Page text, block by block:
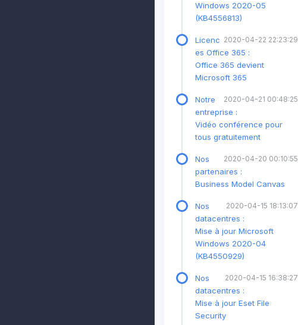
Windows 2020-05
(KB4556813)
2020-04-22 22:23:29
Licenc
es Office 365 :
Office 365 devient
Microsoft 365
2020-04-21 00:48:25
Notre
entreprise :
Vidéo conférence pour
tous gratuitement
2020-04-20 00:10:55
Nos
partenaires :
Business Model Canvas
2020-04-15 18:13:07
Nos
datacentres :
Mise à jour Microsoft
Windows 2020-04
(KB4550929)
2020-04-15 16:38:27
Nos
datacentres :
Mise à jour Eset File
Security